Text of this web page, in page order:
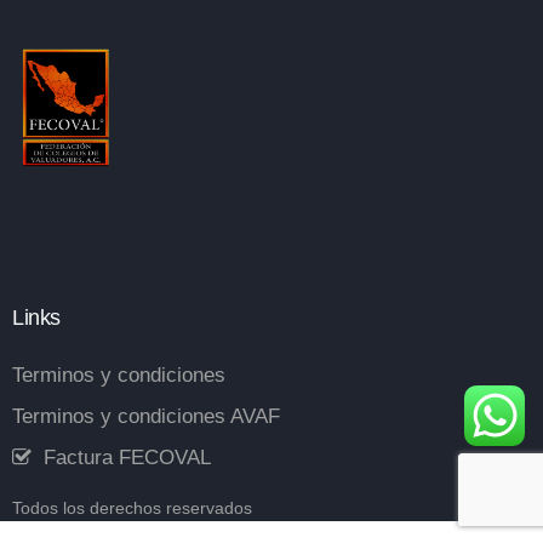
Links
Terminos y condiciones
Terminos y condiciones AVAF
Factura FECOVAL
Todos los derechos reservados